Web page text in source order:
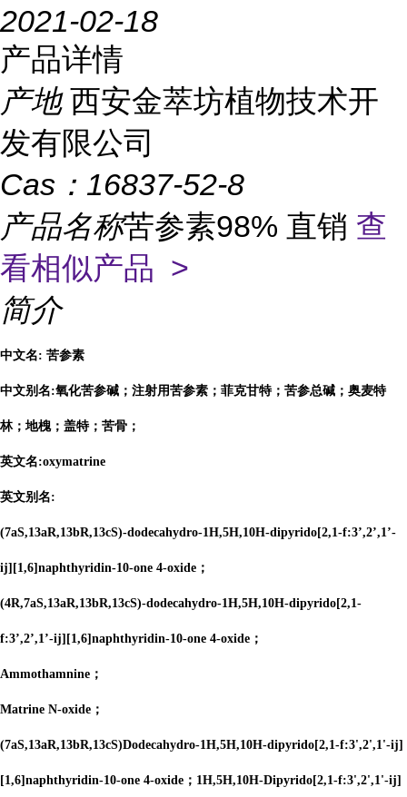
2021-02-18
产品详情
产地 西安金萃坊植物技术开
发有限公司
Cas： 16837-52-8
产品名称苦参素98% 直销 查
看相似产品 >
简介
中文名: 苦参素
中文别名:氧化苦参碱；注射用苦参素；菲克甘特；苦参总碱；奥麦特
林；地槐；盖特；苦骨；
英文名:oxymatrine
英文别名:
(7aS,13aR,13bR,13cS)-dodecahydro-1H,5H,10H-dipyrido[2,1-f:3’,2’,1’-
ij][1,6]naphthyridin-10-one 4-oxide；
(4R,7aS,13aR,13bR,13cS)-dodecahydro-1H,5H,10H-dipyrido[2,1-
f:3’,2’,1’-ij][1,6]naphthyridin-10-one 4-oxide；
Ammothamnine；
Matrine N-oxide；
(7aS,13aR,13bR,13cS)Dodecahydro-1H,5H,10H-dipyrido[2,1-f:3',2',1'-ij]
[1,6]naphthyridin-10-one 4-oxide；1H,5H,10H-Dipyrido[2,1-f:3',2',1'-ij]